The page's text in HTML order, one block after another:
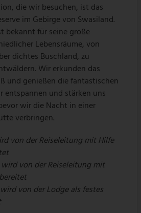
die wir besuchen, ist das
im Gebirge von Swasiland.
bekannt für seine große
Lebensräume, von
dichtes Buschland, zu
Wir erkunden das
und genießen die fantastischen
entspannen und stärken uns
wir die Nacht in einer
verbringen.
von der Reiseleitung mit Hilfe
von der Reiseleitung mit
von der Lodge als festes